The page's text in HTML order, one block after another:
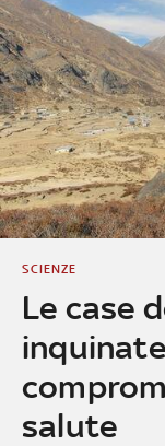
Le case
salute
SCIENZE